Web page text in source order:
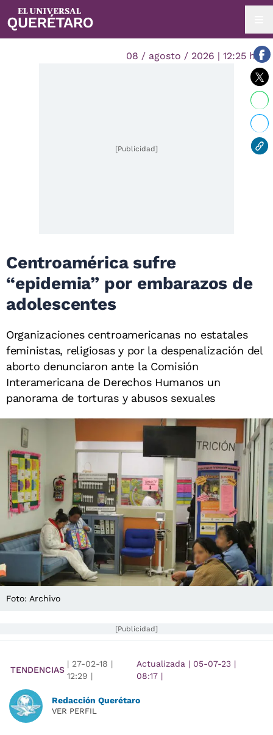
08 / agosto / 2026 | 12:25 hrs.
[Publicidad]
Centroamérica sufre
“epidemia” por embarazos de
adolescentes
Organizaciones centroamericanas no estatales
feministas, religiosas y por la despenalización del
aborto denunciaron ante la Comisión
Interamericana de Derechos Humanos un
panorama de torturas y abusos sexuales
Foto: Archivo
[Publicidad]
TENDENCIAS
| 27-02-18 |
12:29 |
Actualizada | 05-07-23 |
08:17|
Redacción Querétaro
VER PERFIL